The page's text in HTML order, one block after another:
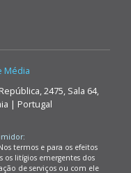
Média
2475, Sala 64,
| Portugal
termos e para os efeitos
os litígios emergentes dos
de serviços ou com ele